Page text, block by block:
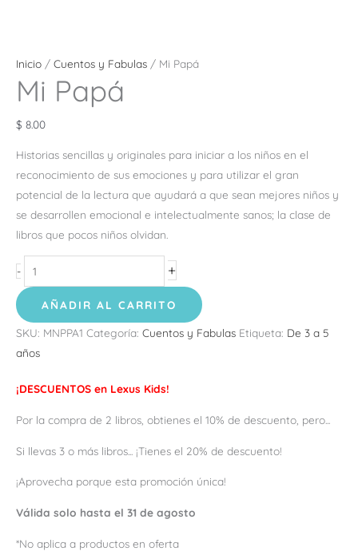
Inicio / Cuentos y Fabulas / Mi Papá
Mi Papá
$ 8.00
Historias sencillas y originales para iniciar a los niños en el
reconocimiento de sus emociones y para utilizar el gran
potencial de la lectura que ayudará a que sean mejores niños y
se desarrollen emocional e intelectualmente sanos; la clase de
libros que pocos niños olvidan.
- +
AÑADIR AL CARRITO
SKU: MNPPA1 Categoría: Cuentos y Fabulas Etiqueta: De 3 a 5
años
¡DESCUENTOS en Lexus Kids!
Por la compra de 2 libros, obtienes el 10% de descuento, pero...
Si llevas 3 o más libros... ¡Tienes el 20% de descuento!
¡Aprovecha porque esta promoción única!
Válida solo hasta el 31 de agosto
*No aplica a productos en oferta